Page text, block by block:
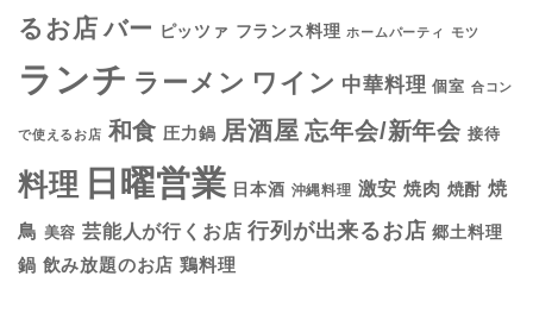
るお店 バー ピッツァ フランス料理 ホームパーティ モツ
ランチ ラーメン ワイン 中華料理 個室 合コン
で使えるお店 和食 圧力鍋 居酒屋 忘年会/新年会 接待
料理 日曜営業 日本酒 沖縄料理 激安 焼肉 焼酎 焼
鳥 美容 芸能人が行くお店 行列が出来るお店 郷土料理
鍋 飲み放題のお店 鶏料理